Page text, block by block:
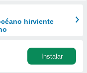
hirviente
Instalar